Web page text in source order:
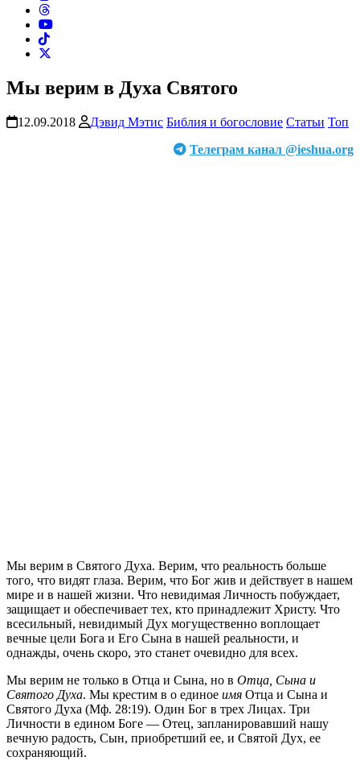
Мы верим в Духа Святого
12.09.2018 Дэвид Мэтис Библия и богословие Статьи Топ
Телеграм канал @ieshua.org
Мы верим в Святого Духа. Верим, что реальность больше
того, что видят глаза. Верим, что Бог жив и действует в нашем
мире и в нашей жизни. Что невидимая Личность побуждает,
защищает и обеспечивает тех, кто принадлежит Христу. Что
всесильный, невидимый Дух могущественно воплощает
вечные цели Бога и Его Сына в нашей реальности, и
однажды, очень скоро, это станет очевидно для всех.
Мы верим не только в Отца и Сына, но в Отца, Сына и
Святого Духа. Мы крестим в о единое имя Отца и Сына и
Святого Духа (Мф. 28:19). Один Бог в трех Лицах. Три
Личности в едином Боге — Отец, запланировавший нашу
вечную радость, Сын, приобретший ее, и Святой Дух, ее
сохраняющий.